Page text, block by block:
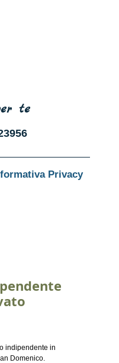
te
Privacy
indipendente in
Domenico.